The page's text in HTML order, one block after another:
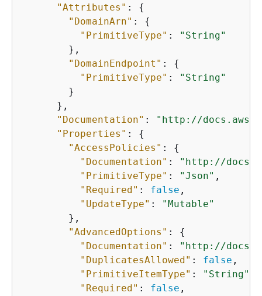
"Attributes" : {
"DomainArn" : {
"PrimitiveType" :
"String"
        },
"DomainEndpoint" : {
"PrimitiveType" :
"String"
        }
      },
"Documentation" :
"http://
"Properties" : {
"AccessPolicies" : {
"Documentation" :
"http://
"PrimitiveType" : "Json" ,
"Required" : false ,
"UpdateType" :
"Mutable"
        },
"AdvancedOptions" : {
"Documentation" :
"http://
"DuplicatesAllowed" : false ,
"PrimitiveItemType" : "String"
"Required" : false ,